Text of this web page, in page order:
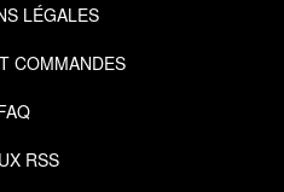
LÉGALES
COMMANDES
RSS